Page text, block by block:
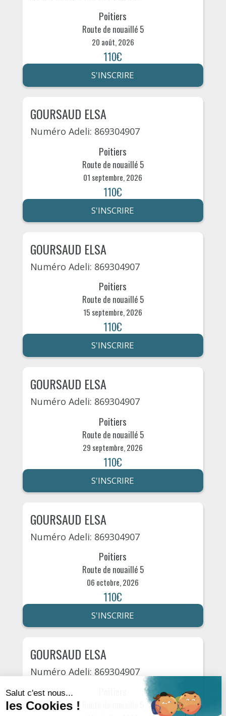
Poitiers
Route de nouaillé 5
20 août, 2026
110€
S'INSCRIRE
GOURSAUD ELSA
Numéro Adeli: 869304907
Poitiers
Route de nouaillé 5
01 septembre, 2026
110€
S'INSCRIRE
GOURSAUD ELSA
Numéro Adeli: 869304907
Poitiers
Route de nouaillé 5
15 septembre, 2026
110€
S'INSCRIRE
GOURSAUD ELSA
Numéro Adeli: 869304907
Poitiers
Route de nouaillé 5
29 septembre, 2026
110€
S'INSCRIRE
GOURSAUD ELSA
Numéro Adeli: 869304907
Poitiers
Route de nouaillé 5
06 octobre, 2026
110€
S'INSCRIRE
GOURSAUD ELSA
Numéro Adeli: 869304907